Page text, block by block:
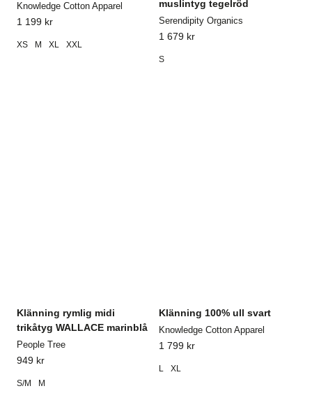
Knowledge Cotton Apparel
1 199 kr
XS M XL XXL
muslintyg tegelröd
Serendipity Organics
1 679 kr
S
Klänning rymlig midi
trikåtyg WALLACE marinblå
People Tree
949 kr
S/M M
Klänning 100% ull svart
Knowledge Cotton Apparel
1 799 kr
L XL